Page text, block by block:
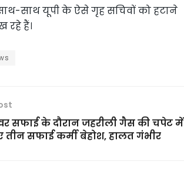
साथ यूपी के ऐसे गृह सचिवों को हटाने
रहे हैं।
सफाई के दौरान जहरीली गैस की चपेट में
सफाई कर्मी बेहोश, हालत गंभीर